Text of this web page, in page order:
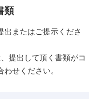
類
出またはご提示くださ
提出して頂く書類がコ
せください。